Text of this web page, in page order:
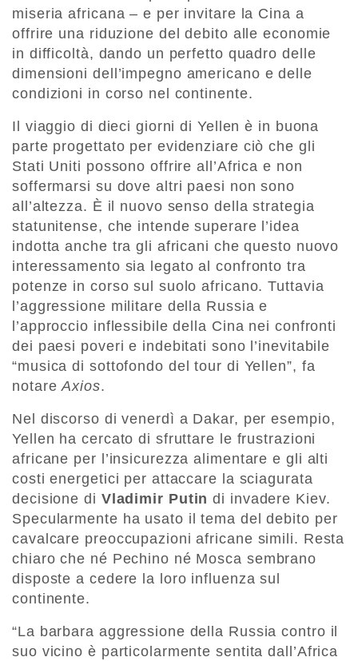
miseria africana – e per invitare la Cina a
offrire una riduzione del debito alle economie
in difficoltà, dando un perfetto quadro delle
dimensioni dell’impegno americano e delle
condizioni in corso nel continente.
Il viaggio di dieci giorni di Yellen è in buona
parte progettato per evidenziare ciò che gli
Stati Uniti possono offrire all’Africa e non
soffermarsi su dove altri paesi non sono
all’altezza. È il nuovo senso della strategia
statunitense, che intende superare l’idea
indotta anche tra gli africani che questo nuovo
interessamento sia legato al confronto tra
potenze in corso sul suolo africano. Tuttavia
l’aggressione militare della Russia e
l’approccio inflessibile della Cina nei confronti
dei paesi poveri e indebitati sono l’inevitabile
“musica di sottofondo del tour di Yellen”, fa
notareAxios.
Nel discorso di venerdì a Dakar, per esempio,
Yellen ha cercato di sfruttare le frustrazioni
africane per l’insicurezza alimentare e gli alti
costi energetici per attaccare la sciagurata
decisione di Vladimir Putin di invadere Kiev.
Specularmente ha usato il tema del debito per
cavalcare preoccupazioni africane simili. Resta
chiaro che né Pechino né Mosca sembrano
disposte a cedere la loro influenza sul
continente.
“La barbara aggressione della Russia contro il
suo vicino è particolarmente sentita dall’Africa